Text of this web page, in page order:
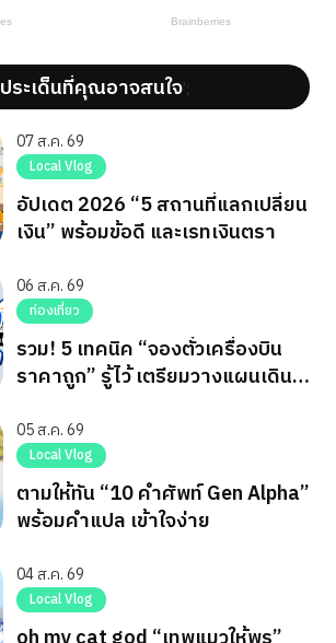
ประเด็นที่คุณอาจสนใจ';
07 ส.ค. 69
Local Vlog
อัปเดต 2026 “5 สถานที่แลกเปลี่ยน
เงิน” พร้อมข้อดี และเรทเงินตรา
06 ส.ค. 69
ท่องเที่ยว
รวม! 5 เทคนิค “จองตั๋วเครื่องบิน
ราคาถูก” รู้ไว้ เตรียมวางแผนเดิน
05 ส.ค. 69
Local Vlog
ตามให้ทัน “10 คำศัพท์ Gen Alpha”
พร้อมคำแปล เข้าใจง่าย
04 ส.ค. 69
Local Vlog